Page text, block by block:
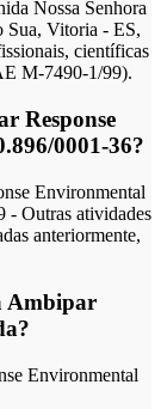
Nossa Senhora
Sua, Vitoria - ES,
científicas
M-7490-1/99).
Response
0001-36?
Environmental
- Outras atividades
anteriormente,
Ambipar
Environmental